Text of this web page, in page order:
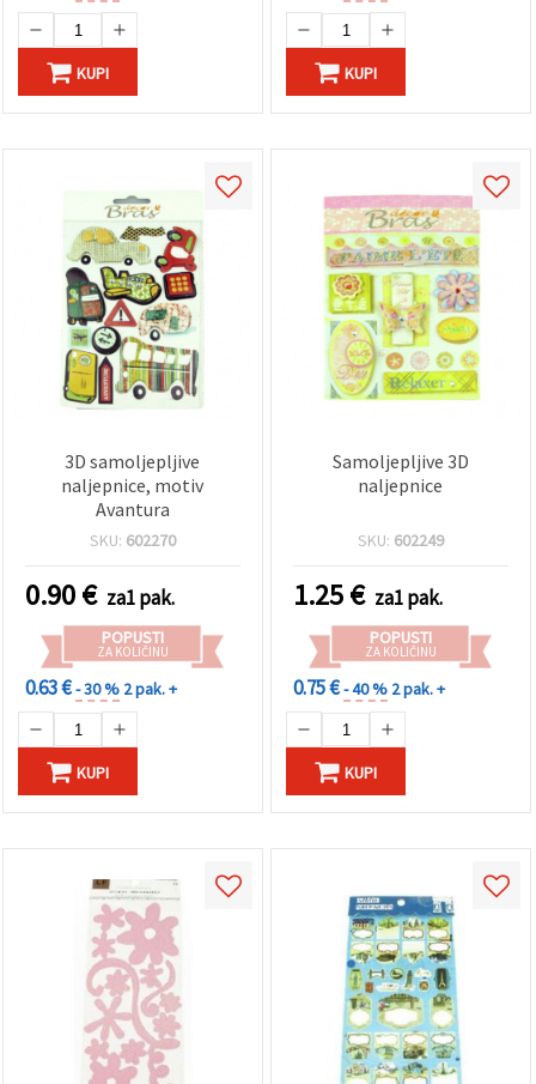
KUPI KUPI
3D samoljepljive
naljepnice, motiv
Avantura
SKU: 602270
0.90€ za1 pak.
POPUSTI
ZA KOLIČINU
0.63 €- 30 % 2 pak. +
KUPI
Samoljepljive 3D
naljepnice
SKU: 602249
1.25€ za1 pak.
POPUSTI
ZA KOLIČINU
0.75 €- 40 % 2 pak. +
KUPI